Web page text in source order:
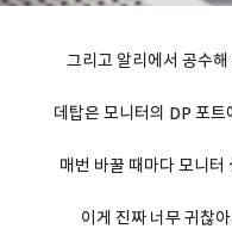
그리고 알리에서 공수
데탑은 모니터의 DP 포
매번 바꿀 때마다 모니터
이게 진짜 너무 귀찮